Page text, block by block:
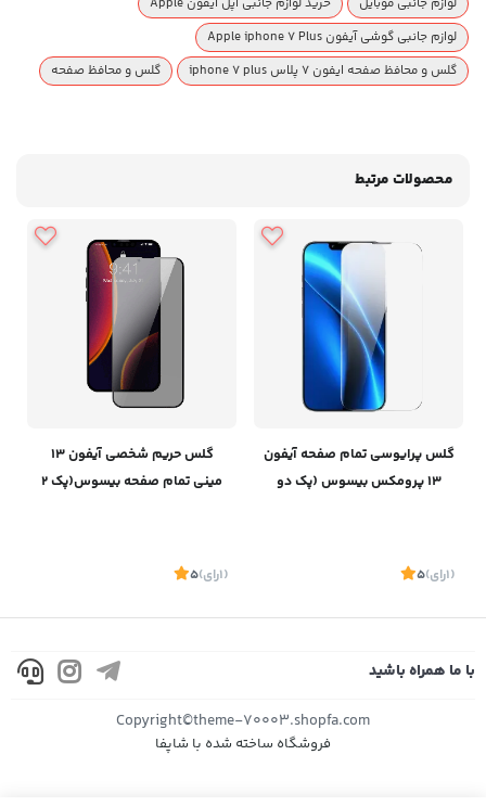
لوازم جانبی گوشی آیفون Apple iphone 7 Plus
گلس و محافظ صفحه ایفون 7 پلاس iphone 7 plus
گلس و محافظ صفحه
محصولات مرتبط
گلس پرایوسی تمام صفحه آیفون
13 پرومکس بیسوس (پک دو
(1 رای)
5
گلس حریم شخصی آیفون 13
مینی تمام صفحه بیسوس(پک 2
(1 رای)
5
با ما همراه باشید
Copyright©theme-70003.shopfa.com
فروشگاه ساخته شده با شاپفا